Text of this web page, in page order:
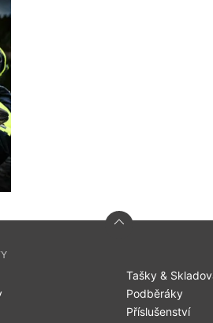
Tašky &
Podběráky
Příslušenství